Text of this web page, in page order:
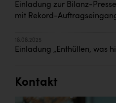
Einladung zur Bilanz-
mit Rekord-
18.08.2025
Einladung „Enthüllen, was
Kontakt